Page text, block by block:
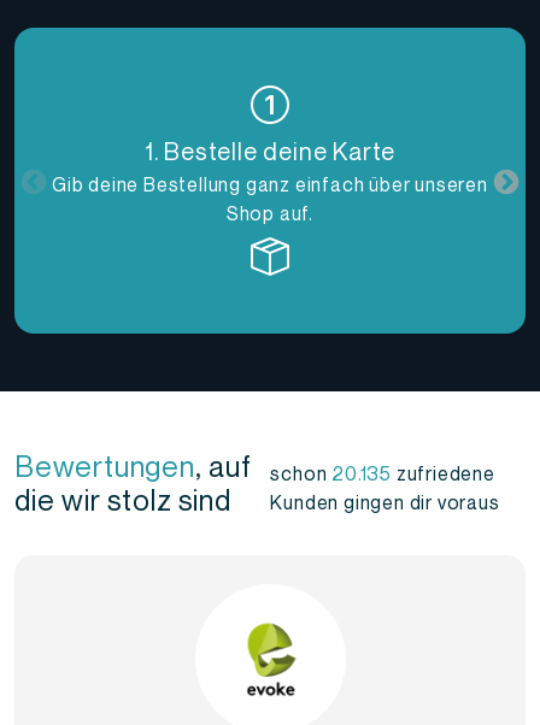
1. Bestelle deine Karte
Gib deine Bestellung ganz einfach über unseren
Shop auf.
Bewertungen, auf
die wir stolz sind
schon 20.135 zufriedene
Kunden gingen dir voraus